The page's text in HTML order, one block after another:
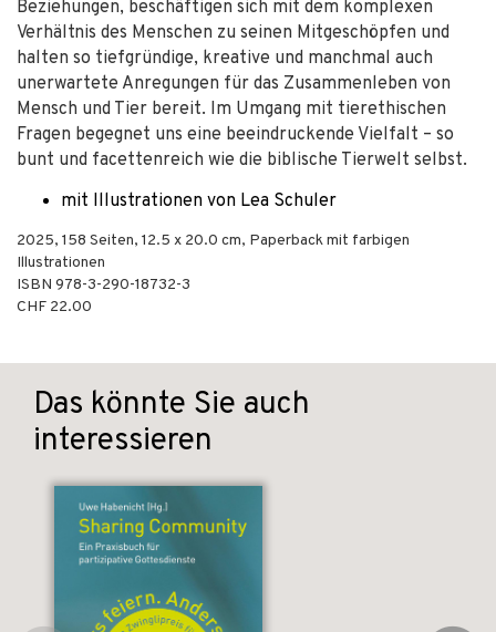
Beziehungen, beschäftigen sich mit dem komplexen
Verhältnis des Menschen zu seinen Mitgeschöpfen und
halten so tiefgründige, kreative und manchmal auch
unerwartete Anregungen für das Zusammenleben von
Mensch und Tier bereit. Im Umgang mit tierethischen
Fragen begegnet uns eine beeindruckende Vielfalt – so
bunt und facettenreich wie die biblische Tierwelt selbst.
mit Illustrationen von Lea Schuler
2025, 158 Seiten, 12.5 x 20.0 cm, Paperback mit farbigen
Illustrationen
ISBN 978-3-290-18732-3
CHF 22.00
Das könnte Sie auch
interessieren